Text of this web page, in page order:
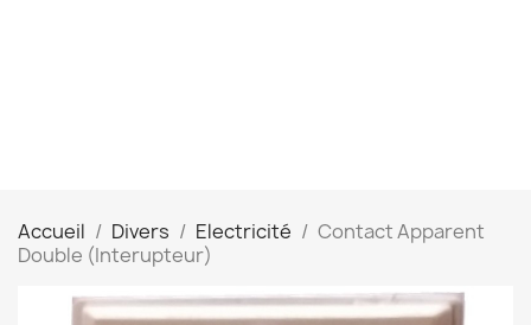
Accueil Divers Electricité
Contact Apparent
Double (Interupteur)